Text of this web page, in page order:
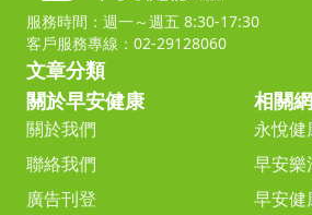
服務時間：週一～週五 8:30-17:30
客戶服務專線：02-29128060
文章分類
關於早安健康
關於我們
聯絡我們
廣告刊登
相關
永悅健
早安樂
早安健